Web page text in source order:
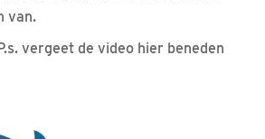
van.
vergeet de video hier beneden